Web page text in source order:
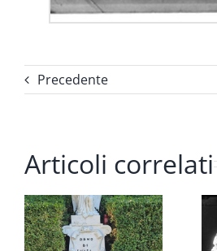
Precedente
Articoli correlati